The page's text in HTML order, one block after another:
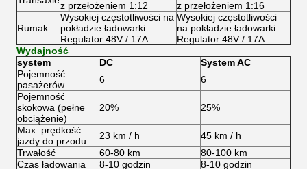
z przełożeniem 1:12
z przełożeniem 1:16
Rumak
Wysokiej częstotliwości na
pokładzie ładowarki
Regulator 48V / 17A
Wysokiej częstotliwości
na pokładzie ładowarki
Regulator 48V / 17A
Wydajność
system
DC
System AC
Pojemność
pasażerów
6
6
Pojemność
skokowa (pełne
obciążenie)
20% 25%
Max. prędkość
jazdy do przodu
23 km / h
45 km / h
Trwałość
60-80 km
80-100 km
Czas ładowania
8-10 godzin 8-10 godzin